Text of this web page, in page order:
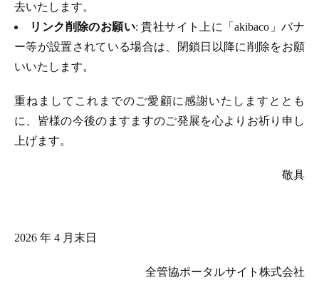
去いたします。
リンク削除のお願い: 貴社サイト上に「akibaco」バナ
ー等が設置されている場合は、閉鎖日以降に削除をお願
いいたします。
重ねましてこれまでのご愛顧に感謝いたしますととも
に、皆様の今後のますますのご発展を心よりお祈り申し
上げます。
敬具
2026 年 4 月末日
全管協ポータルサイト株式会社